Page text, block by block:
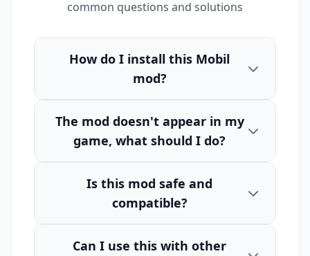
common questions and solutions
How do I install this Mobil
mod?
The mod doesn't appear in my
game, what should I do?
Is this mod safe and
compatible?
Can I use this with other